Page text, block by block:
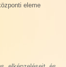
eleme